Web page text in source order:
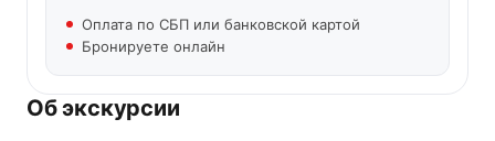
Об экскурсии
Оплата по СБП или банковской картой
Бронируете онлайн